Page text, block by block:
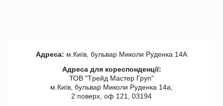
Адреса: м.Київ, бульвар Миколи Руденка 14А
Адреса для кореспонденції:
ТОВ "Tрейд Мастер Груп"
м.Київ, бульвар Миколи Руденка 14а,
2 поверх, оф 121, 03194